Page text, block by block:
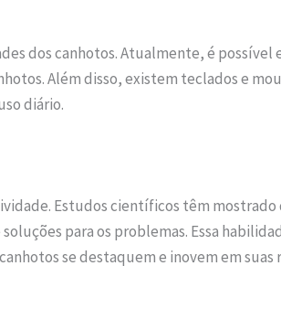
dos canhotos. Atualmente, é
Além disso, existem teclados e
diário.
Estudos científicos têm
para os problemas. Essa
se destaquem e inovem em suas